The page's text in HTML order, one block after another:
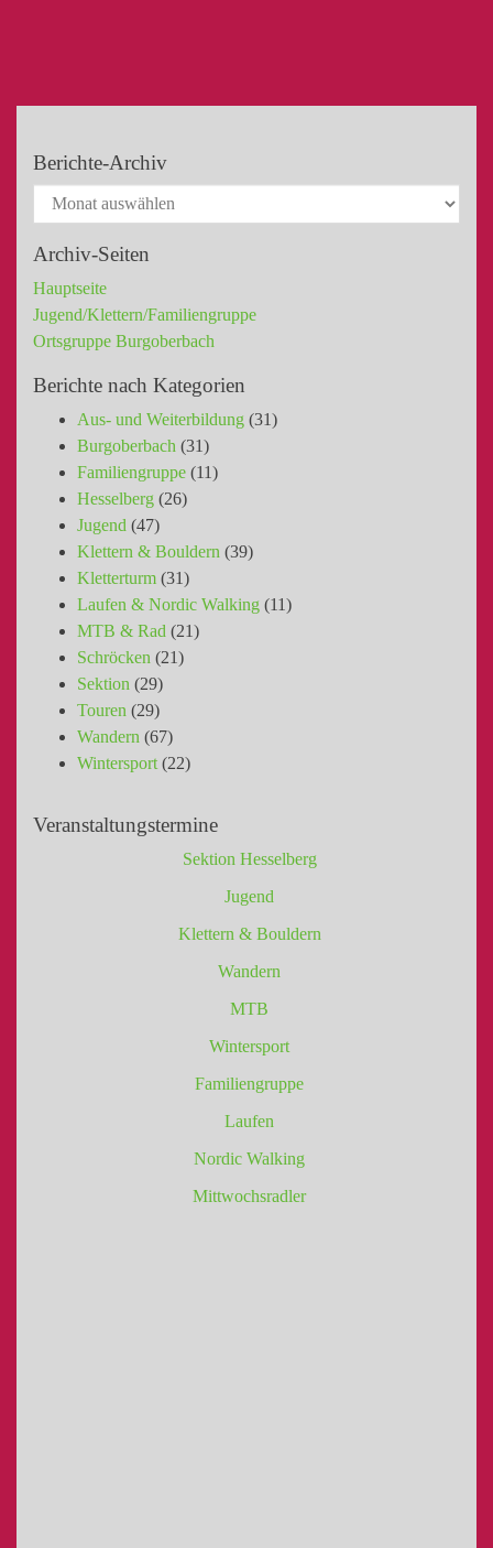
Berichte-Archiv
Archiv-Seiten
Hauptseite
Jugend/Klettern/Familiengruppe
Ortsgruppe Burgoberbach
Berichte nach Kategorien
Aus- und Weiterbildung (31)
Burgoberbach (31)
Familiengruppe (11)
Hesselberg (26)
Jugend (47)
Klettern & Bouldern (39)
Kletterturm (31)
Laufen & Nordic Walking (11)
MTB & Rad (21)
Schröcken (21)
Sektion (29)
Touren (29)
Wandern (67)
Wintersport (22)
Veranstaltungstermine
Sektion Hesselberg
Jugend
Klettern & Bouldern
Wandern
MTB
Wintersport
Familiengruppe
Laufen
Nordic Walking
Mittwochsradler